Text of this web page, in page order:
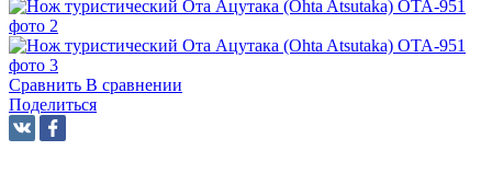
Сравнить В сравнении
Поделиться